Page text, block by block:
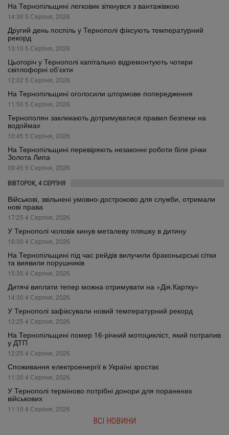
На Тернопільщині легковик зіткнувся з вантажівкою
14:30 5 Серпня, 2026
Другий день поспіль у Тернополі фіксують температурний
рекорд
13:10 5 Серпня, 2026
Цьогоріч у Тернополі капітально відремонтують чотири
світлофорні об’єкти
12:02 5 Серпня, 2026
На Тернопільщині оголосили штормове попередження
11:50 5 Серпня, 2026
Тернополян закликають дотримуватися правил безпеки на
водоймах
10:45 5 Серпня, 2026
На Тернопільщині перевіряють незаконні роботи біля річки
Золота Липа
09:45 5 Серпня, 2026
ВІВТОРОК, 4 СЕРПНЯ
Військові, звільнені умовно-достроково для служби, отримали
нові права
17:25 4 Серпня, 2026
У Тернополі чоловік кинув металеву пляшку в дитину
16:30 4 Серпня, 2026
На Тернопільщині під час рейдів вилучили браконьєрські сітки
та виявили порушників
15:35 4 Серпня, 2026
Дитячі виплати тепер можна отримувати на «Дія.Картку»
14:30 4 Серпня, 2026
У Тернополі зафіксували новий температурний рекорд
13:25 4 Серпня, 2026
На Тернопільщині помер 16-річний мотоцикліст, який потрапив
у ДТП
12:25 4 Серпня, 2026
Споживання електроенергії в Україні зростає
11:30 4 Серпня, 2026
У Тернополі терміново потрібні донори для поранених
військових
11:10 4 Серпня, 2026
ВСІ НОВИНИ